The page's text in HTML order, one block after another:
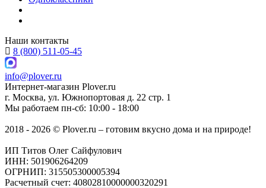
Наши контакты
8 (800) 511-05-45
info@plover.ru
Интернет-магазин Plover.ru
г. Москва, ул. Южнопортовая д. 22 стр. 1
Мы работаем пн-сб: 10:00 - 18:00
2018 - 2026 © Plover.ru – готовим вкусно дома и на природе!
ИП Титов Олег Сайфулович
ИНН: 501906264209
ОГРНИП: 315505300005394
Расчетный счет: 40802810000000320291